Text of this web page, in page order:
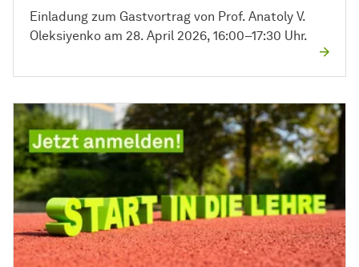
Einladung zum Gastvortrag von Prof. Anatoly V.
Oleksiyenko am 28. April 2026, 16:00–17:30 Uhr.